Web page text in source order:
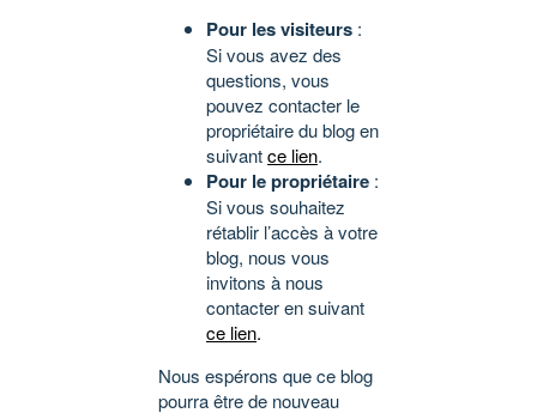
Pour les visiteurs :
Si vous avez des
questions, vous
pouvez contacter le
propriétaire du blog en
suivantce lien.
Pour le propriétaire :
Si vous souhaitez
rétablir l’accès à votre
blog, nous vous
invitons à nous
contacter en suivant
ce lien.
Nous espérons que ce blog
pourra être de nouveau